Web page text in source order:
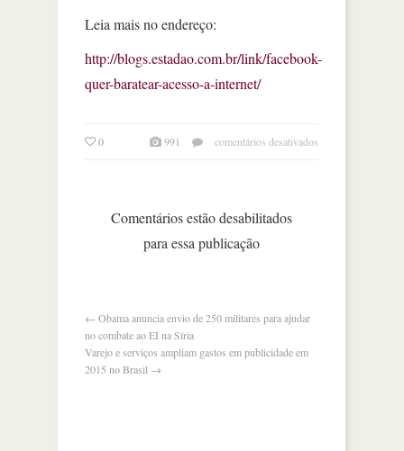
Leia mais no endereço:
http://blogs.estadao.com.br/link/facebook-
quer-baratear-acesso-a-internet/
0 991 comentários desativados
Comentários estão desabilitados
para essa publicação
← Obama anuncia envio de 250 militares para ajudar
no combate ao EI na Síria
Varejo e serviços ampliam gastos em publicidade em
2015 no Brasil →